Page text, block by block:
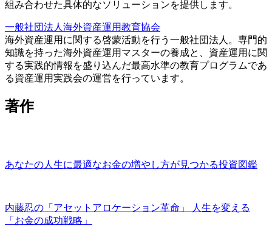
組み合わせた具体的なソリューションを提供します。
一般社団法人海外資産運用教育協会
海外資産運用に関する啓蒙活動を行う一般社団法人。専門的
知識を持った海外資産運用マスターの養成と、資産運用に関
する実践的情報を盛り込んだ最高水準の教育プログラムであ
る資産運用実践会の運営を行っています。
著作
あなたの人生に最適なお金の増やし方が見つかる投資図鑑
内藤忍の「アセットアロケーション革命」 人生を変える
「お金の成功戦略」